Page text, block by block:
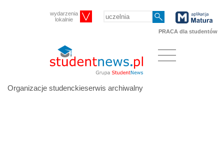
wydarzenia
lokalnie
PRACA dla studentów
Organizacje studenckieserwis archiwalny